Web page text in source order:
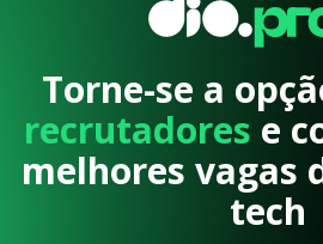
Torne-se a
recrutadores e
melhores vagas
tech